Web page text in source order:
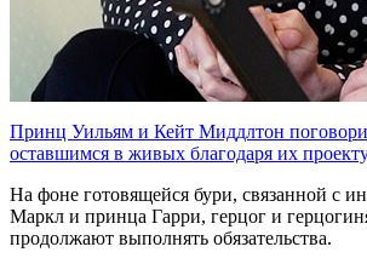
Принц Уильям и Кейт Миддлтон
оставшимся в живых благодаря их
На фоне готовящейся бури, связанной с
Маркл и принца Гарри, герцог и
продолжают выполнять обязательства.